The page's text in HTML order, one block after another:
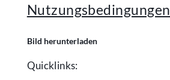
Nutzungsbedingungen
Bild herunterladen
Quicklinks: